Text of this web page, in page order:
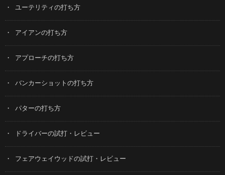
ユーテリティの打ち方
アイアンの打ち方
アプローチの打ち方
バンカーショットの打ち方
パターの打ち方
ドライバーの試打・レビュー
フェアウェイウッドの試打・レビュー